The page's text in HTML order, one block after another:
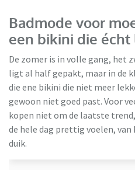
Badmode voor
een bikini die
De zomer is in volle gang, het
ligt al half gepakt, maar in de
die ene bikini die niet meer
gewoon niet goed past. Voor
kopen niet om de laatste
de hele dag prettig voelen,
duik.